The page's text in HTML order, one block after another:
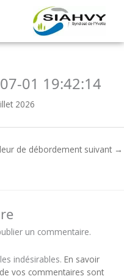
01 19:42:14
2026
de débordement suivant →
un commentaire.
indésirables. En savoir
vos commentaires sont